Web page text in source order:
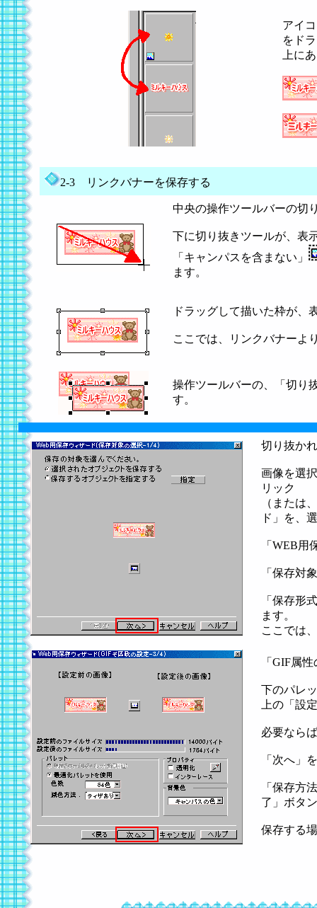
アイ
をド
上に
2-3 リンクバナーを保存する
中央の操作ツールバーの切
下に切り抜きツールが、表
「キャンパスを含まない」
ます。
ドラッグして描いた枠が、
ここでは、リンクバナーよ
操作ツールバーの、「切り
す。
切り抜か
画像を選
リック
（または
ド」を、
「WEB用
「保存対
「保存形
ます。
ここでは
「GIF属
下のパレ
上の「設
必要なら
「次へ」
「保存方
了」ボタ
保存する